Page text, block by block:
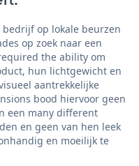
op lokale beurzen
op zoek naar een
the ability om
hun lichtgewicht en
aantrekkelijke
bood hiervoor geen
een many different
en geen van hen leek
en moeilijk te